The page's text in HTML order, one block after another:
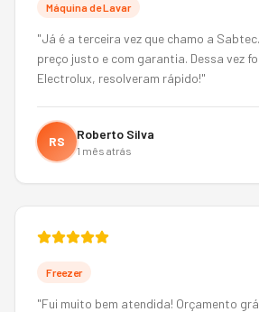
Máquina de Lavar
"Já é a terceira vez que chamo a
preço justo e com garantia. Dessa vez
Electrolux, resolveram rápido!"
RS Roberto Silva
1 mês atrás
Freezer
"Fui muito bem atendida! Orçamento